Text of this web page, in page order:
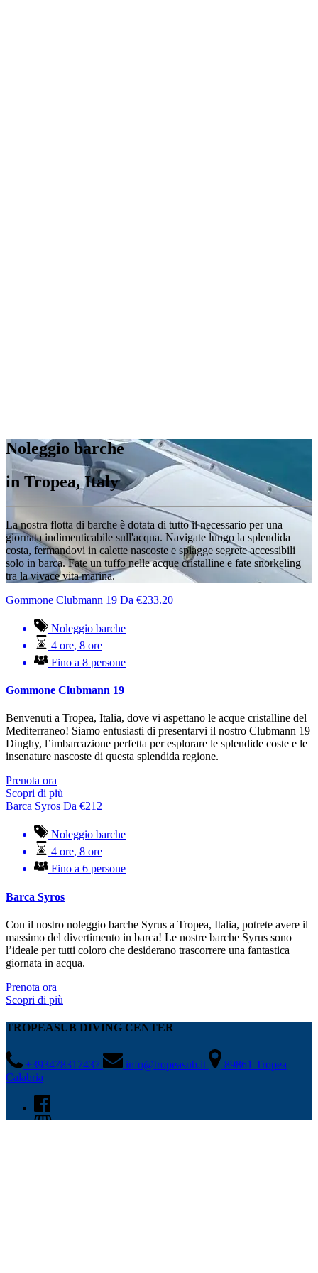
Noleggio barche
in Tropea, Italy
La nostra flotta di barche è dotata di tutto il necessario per una
giornata indimenticabile sull'acqua. Navigate lungo la splendida
costa, fermandovi in calette nascoste e spiagge segrete accessibili
solo in barca. Fate un tuffo nelle acque cristalline e fate snorkeling
tra la vivace vita marina.
Gommone Clubmann 19 Da €233.20
Noleggio barche
4 ore, 8 ore
Fino a 8 persone
Gommone Clubmann 19
Benvenuti a Tropea, Italia, dove vi aspettano le acque cristalline del
Mediterraneo! Siamo entusiasti di presentarvi il nostro Clubmann 19
Dinghy, l’imbarcazione perfetta per esplorare le splendide coste e le
insenature nascoste di questa splendida regione.
Prenota ora
Scopri di più
Barca Syros Da €212
Noleggio barche
4 ore, 8 ore
Fino a 6 persone
Barca Syros
Con il nostro noleggio barche Syrus a Tropea, Italia, potrete avere il
massimo del divertimento in barca! Le nostre barche Syrus sono
l’ideale per tutti coloro che desiderano trascorrere una fantastica
giornata in acqua.
Prenota ora
Scopri di più
TROPEASUB DIVING CENTER
+393478317437 info@tropeasub.it
89861 Tropea
Calabria